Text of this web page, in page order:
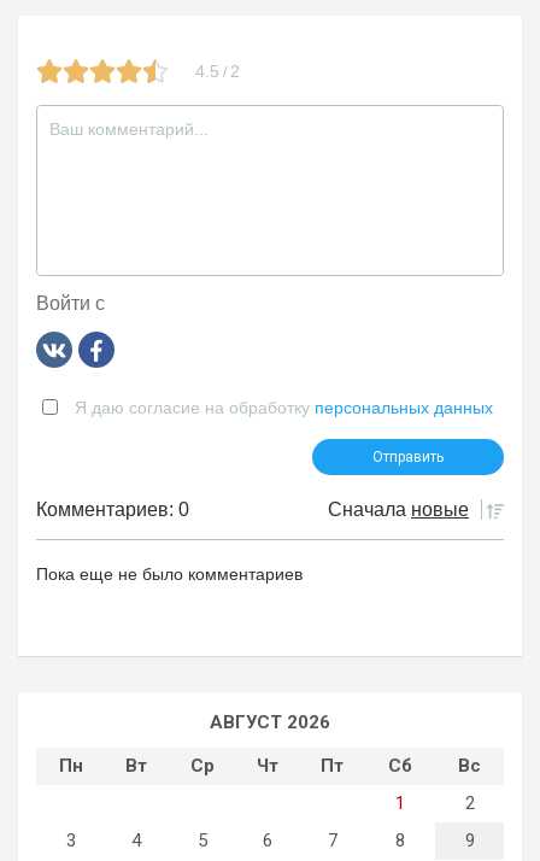
4.5 / 2
Войти с
Я даю согласие на обработку персональных данных
Комментариев: 0 Сначала новые
Пока еще не было комментариев
АВГУСТ 2026
Пн
Вт Ср Чт Пт Сб
Вс
1
2
3
4 5 6 7 8
9